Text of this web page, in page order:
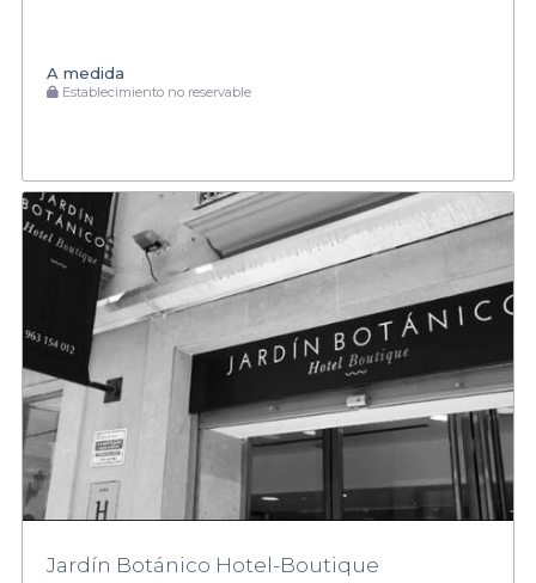
A medida
Establecimiento no reservable
Jardín Botánico Hotel-Boutique